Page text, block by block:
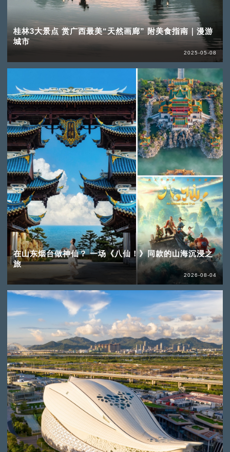
桂林3大景点 赏广西最美“天然画廊” 附美食指南｜漫游
城市
2025-05-08
在山东烟台做神仙？ 一场《八仙！》同款的山海沉浸之
旅
2026-08-04